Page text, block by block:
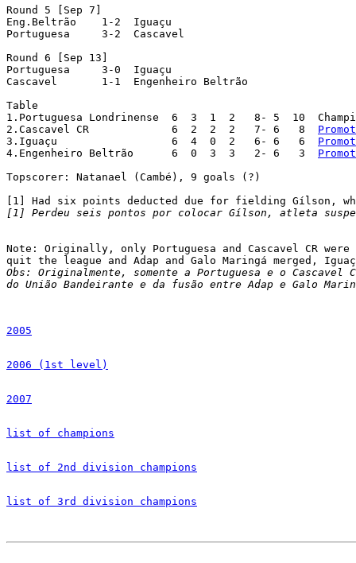
Round 5 [Sep 7]
Eng.Beltrão    1-2  Iguaçu
Portuguesa     3-2  Cascavel
Round 6 [Sep 13]
Portuguesa     3-0  Iguaçu
Cascavel       1-1  Engenheiro Beltrão
Table
1.Portuguesa Londrinense  6  3  1  2   8- 5  10
2.Cascavel CR             6  2  2  2   7- 6   8
3.Iguaçu                  6  4  0  2   6- 6   6
4.Engenheiro Beltrão      6  0  3  3   2- 6   3
Topscorer: Natanael (Cambé), 9 goals (?)
[1] Perdeu seis pontos por colocar Gílson, atleta
Note: Originally, only Portuguesa and Cascavel CR
Obs: Originalmente, somente a Portuguesa e o Cascavel
do União Bandeirante e da fusão entre Adap e Galo
2005
2006 (1st level)
2007
list of champions
list of 2nd division champions
list of 3rd division champions